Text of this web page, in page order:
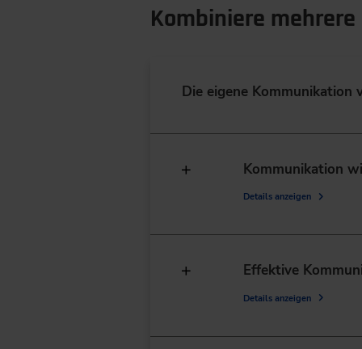
Kombiniere
Die eigene
Kommunikation
Details anzeigen
Effektive
Details anzeigen